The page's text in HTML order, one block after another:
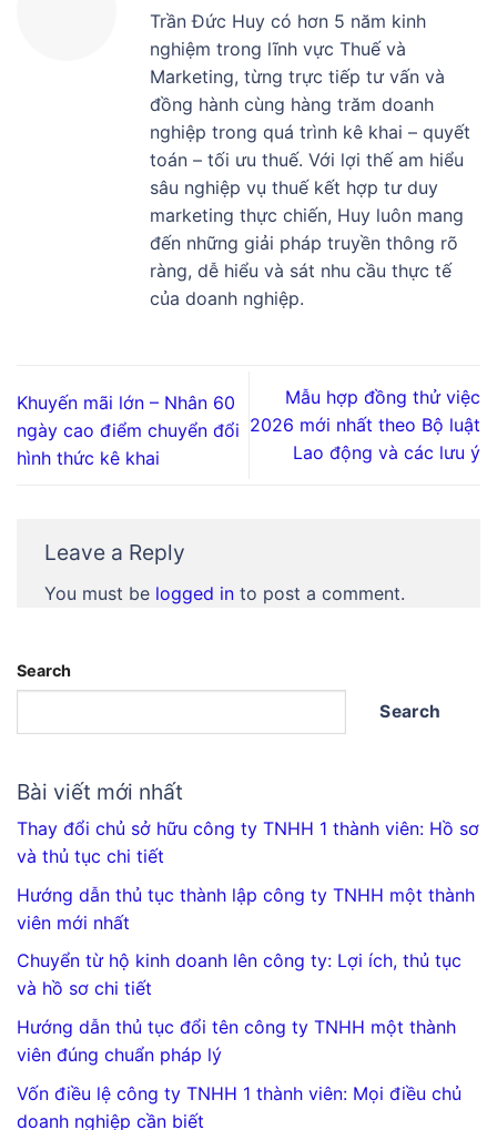
Trần Đức Huy có hơn 5 năm kinh
nghiệm trong lĩnh vực Thuế và
Marketing, từng trực tiếp tư vấn và
đồng hành cùng hàng trăm doanh
nghiệp trong quá trình kê khai – quyết
toán – tối ưu thuế. Với lợi thế am hiểu
sâu nghiệp vụ thuế kết hợp tư duy
marketing thực chiến, Huy luôn mang
đến những giải pháp truyền thông rõ
ràng, dễ hiểu và sát nhu cầu thực tế
của doanh nghiệp.
Khuyến mãi lớn – Nhân 60
ngày cao điểm chuyển đổi
hình thức kê khai
Mẫu hợp đồng thử việc
2026 mới nhất theo Bộ luật
Lao động và các lưu ý
Leave a Reply
You must be logged in to post a comment.
Search
Search
Bài viết mới nhất
Thay đổi chủ sở hữu công ty TNHH 1 thành viên: Hồ sơ
và thủ tục chi tiết
Hướng dẫn thủ tục thành lập công ty TNHH một thành
viên mới nhất
Chuyển từ hộ kinh doanh lên công ty: Lợi ích, thủ tục
và hồ sơ chi tiết
Hướng dẫn thủ tục đổi tên công ty TNHH một thành
viên đúng chuẩn pháp lý
Vốn điều lệ công ty TNHH 1 thành viên: Mọi điều chủ
doanh nghiệp cần biết